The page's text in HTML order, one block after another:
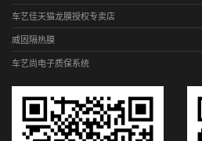
车艺佳天猫龙膜授权专卖店
威固隔热膜
车艺尚电子质保系统